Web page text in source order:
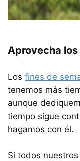
Aprovecha
Los fines de
tenemos más
aunque
tiempo sigue
hagamos con él.
Si todos